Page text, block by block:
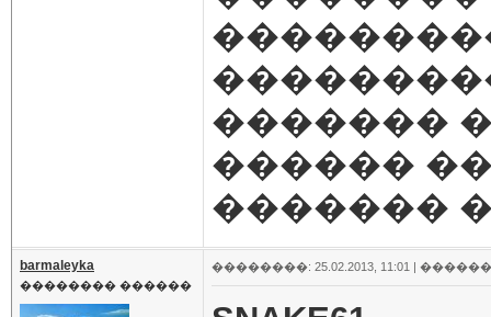
�������
������
������� �
barmaleyka
�������� ������
��������: 25.02.2013, 11:01 |